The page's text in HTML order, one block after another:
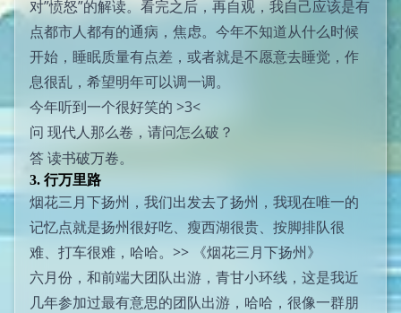
对”愤怒”的解读。看完之后，再自观，我自己应该是有
点都市人都有的通病，焦虑。今年不知道从什么时候
开始，睡眠质量有点差，或者就是不愿意去睡觉，作
息很乱，希望明年可以调一调。
今年听到一个很好笑的 >3<
问 现代人那么卷，请问怎么破？
答 读书破万卷。
3. 行万里路
烟花三月下扬州，我们出发去了扬州，我现在唯一的
记忆点就是扬州很好吃、瘦西湖很贵、按脚排队很
难、打车很难，哈哈。>> 《烟花三月下扬州》
六月份，和前端大团队出游，青甘小环线，这是我近
几年参加过最有意思的团队出游，哈哈，很像一群朋